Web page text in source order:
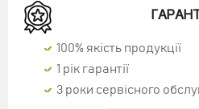
100% якість продукції
1 рік гарантії
3 роки сервісного
КУПИТИ